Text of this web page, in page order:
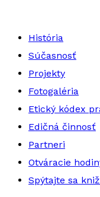
História
Súčasnosť
Projekty
Fotogaléria
Etický kódex
Edičná činnosť
Partneri
Otváracie
Spýtajte sa